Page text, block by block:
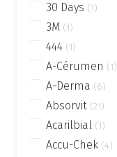
30 Days (1)
3M (1)
444 (1)
A-Cérumen (1)
A-Derma (6)
Absorvit (21)
Acarilbial (1)
Accu-Chek (4)